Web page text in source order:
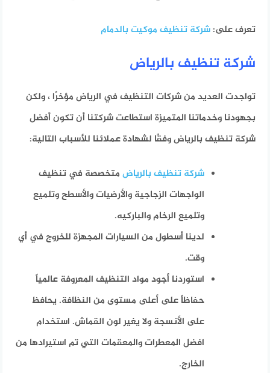
تعرف على:شركة تنظيف موكيت بالدمام
شركة تنظيف بالرياض
تواجدت العديد من شركات التنظيف في الرياض مؤخرًا ، ولكن
بجهودنا وخدماتنا المتميزة استطاعت شركتنا أن تكون أفضل
شركة تنظيف بالرياض وفقًا لشهادة عملائنا للأسباب التالية:
شركة تنظيف بالرياضمتخصصة في تنظيف
الواجهات الزجاجية والأرضيات والأسطح وتلميع
وتلميع الرخام والباركيه.
لدينا أسطول من السيارات المجهزة للخروج في أي
وقت.
استوردنا أجود مواد التنظيف المعروفة عالمياً
حفاظاً على أعلى مستوى من النظافة. يحافظ
على الأنسجة ولا يغير لون القماش. استخدام
افضل المعطرات والمعقمات التي تم استيرادها من
الخارج.